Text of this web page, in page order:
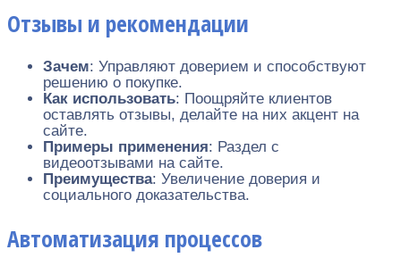
Отзывы и рекомендации
Зачем: Управляют доверием и способствуют
решению о покупке.
Как использовать: Поощряйте клиентов
оставлять отзывы, делайте на них акцент на
сайте.
Примеры применения: Раздел с
видеоотзывами на сайте.
Преимущества: Увеличение доверия и
социального доказательства.
Автоматизация процессов